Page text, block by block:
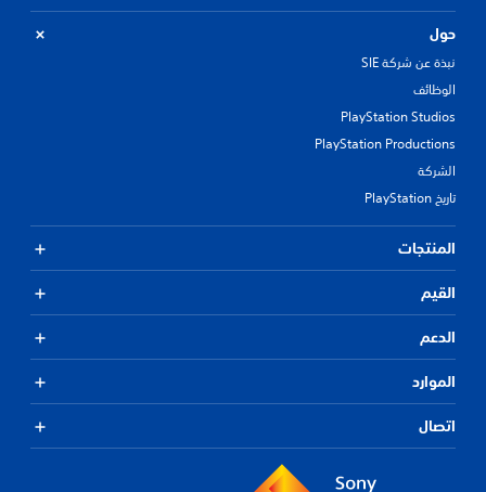
حول
نبذة عن شركة SIE
الوظائف
PlayStation Studios
PlayStation Productions
الشركة
تاريخ PlayStation
المنتجات
القيم
الدعم
الموارد
اتصال